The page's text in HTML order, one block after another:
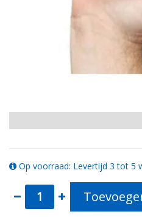
Op voorraad: Levertijd 3 tot 5